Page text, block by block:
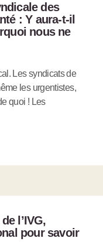
des
: Y aura-t-il
nous ne
Les syndicats de
les urgentistes,
quoi ! Les
l’IVG,
pour savoir